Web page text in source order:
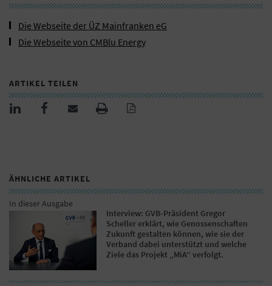
Die Webseite der ÜZ Mainfranken eG
Die Webseite von CMBlu Energy
ARTIKEL TEILEN
ÄHNLICHE ARTIKEL
In dieser Ausgabe
Interview: GVB-Präsident Gregor
Scheller erklärt, wie Genossenschaften
Zukunft gestalten können, wie sie der
Verband dabei unterstützt und welche
Ziele das Projekt „MiA“ verfolgt.